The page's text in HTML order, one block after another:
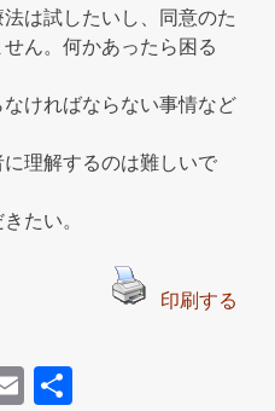
は試したいし、同意のた
ん。何かあったら困る
ければならない事情など
理解するのは難しいで
たい。
印刷する
E